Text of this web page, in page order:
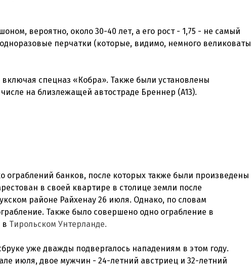
вероятно, около 30-40 лет, а его рост - 1,75 - не самый
перчатки (которые, видимо, немного великоваты
спецназ «Кобра». Также были установлены
на близлежащей автостраде Бреннер (A13).
ограблений банков, после которых также были произведены
в своей квартире в столице земли после
районе Райхенау 26 июля. Однако, по словам
Также было совершено одно ограбление в
в Тирольском Унтерланде.
уже дважды подвергалось нападениям в этом году.
июля, двое мужчин - 24-летний австриец и 32-летний